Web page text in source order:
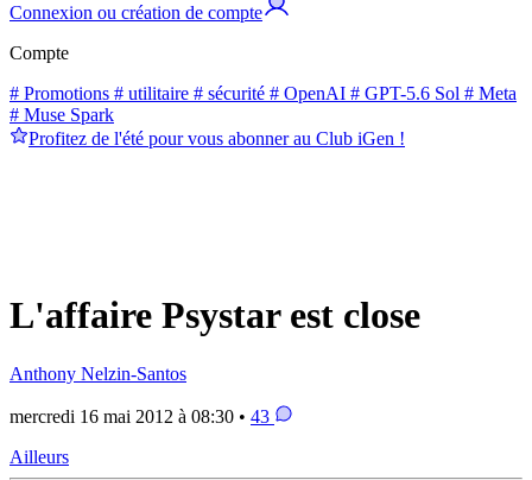
Connexion ou création de compte
Compte
# Promotions # utilitaire # sécurité # OpenAI # GPT-5.6 Sol # Meta
# Muse Spark
Profitez de l'été pour vous abonner au Club iGen !
L'affaire Psystar est close
Anthony Nelzin-Santos
mercredi 16 mai 2012 à 08:30 • 43
Ailleurs